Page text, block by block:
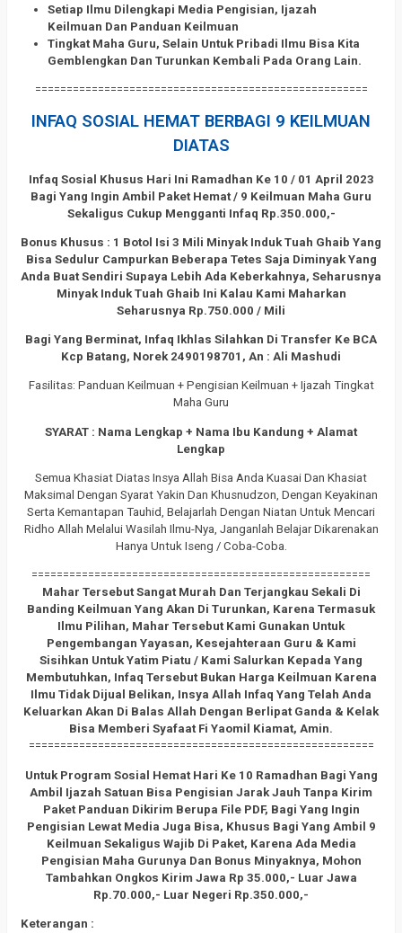
Setiap Ilmu Dilengkapi Media Pengisian, Ijazah
Keilmuan Dan Panduan Keilmuan
Tingkat Maha Guru, Selain Untuk Pribadi Ilmu Bisa Kita
Gemblengkan Dan Turunkan Kembali Pada Orang Lain.
=====================================================
INFAQ SOSIAL HEMAT BERBAGI 9 KEILMUAN
DIATAS
Infaq Sosial Khusus Hari Ini Ramadhan Ke 10 / 01 April 2023
Bagi Yang Ingin Ambil Paket Hemat / 9 Keilmuan Maha Guru
Sekaligus Cukup Mengganti Infaq Rp.350.000,-
Bonus Khusus : 1 Botol Isi 3 Mili Minyak Induk Tuah Ghaib Yang
Bisa Sedulur Campurkan Beberapa Tetes Saja Diminyak Yang
Anda Buat Sendiri Supaya Lebih Ada Keberkahnya, Seharusnya
Minyak Induk Tuah Ghaib Ini Kalau Kami Maharkan
Seharusnya Rp.750.000 / Mili
Bagi Yang Berminat, Infaq Ikhlas Silahkan Di Transfer Ke BCA
Kcp Batang, Norek 2490198701, An : Ali Mashudi
Fasilitas: Panduan Keilmuan + Pengisian Keilmuan + Ijazah Tingkat
Maha Guru
SYARAT : Nama Lengkap + Nama Ibu Kandung + Alamat
Lengkap
Semua Khasiat Diatas Insya Allah Bisa Anda Kuasai Dan Khasiat
Maksimal Dengan Syarat Yakin Dan Khusnudzon, Dengan Keyakinan
Serta Kemantapan Tauhid, Belajarlah Dengan Niatan Untuk Mencari
Ridho Allah Melalui Wasilah Ilmu-Nya, Janganlah Belajar Dikarenakan
Hanya Untuk Iseng / Coba-Coba.
======================================================
Mahar Tersebut Sangat Murah Dan Terjangkau Sekali Di
Banding Keilmuan Yang Akan Di Turunkan, Karena Termasuk
Ilmu Pilihan, Mahar Tersebut Kami Gunakan Untuk
Pengembangan Yayasan, Kesejahteraan Guru & Kami
Sisihkan Untuk Yatim Piatu / Kami Salurkan Kepada Yang
Membutuhkan, Infaq Tersebut Bukan Harga Keilmuan Karena
Ilmu Tidak Dijual Belikan, Insya Allah Infaq Yang Telah Anda
Keluarkan Akan Di Balas Allah Dengan Berlipat Ganda & Kelak
Bisa Memberi Syafaat Fi Yaomil Kiamat, Amin.
=======================================================
Untuk Program Sosial Hemat Hari Ke 10 Ramadhan Bagi Yang
Ambil Ijazah Satuan Bisa Pengisian Jarak Jauh Tanpa Kirim
Paket Panduan Dikirim Berupa File PDF, Bagi Yang Ingin
Pengisian Lewat Media Juga Bisa, Khusus Bagi Yang Ambil 9
Keilmuan Sekaligus Wajib Di Paket, Karena Ada Media
Pengisian Maha Gurunya Dan Bonus Minyaknya, Mohon
Tambahkan Ongkos Kirim Jawa Rp 35.000,- Luar Jawa
Rp.70.000,- Luar Negeri Rp.350.000,-
Keterangan :